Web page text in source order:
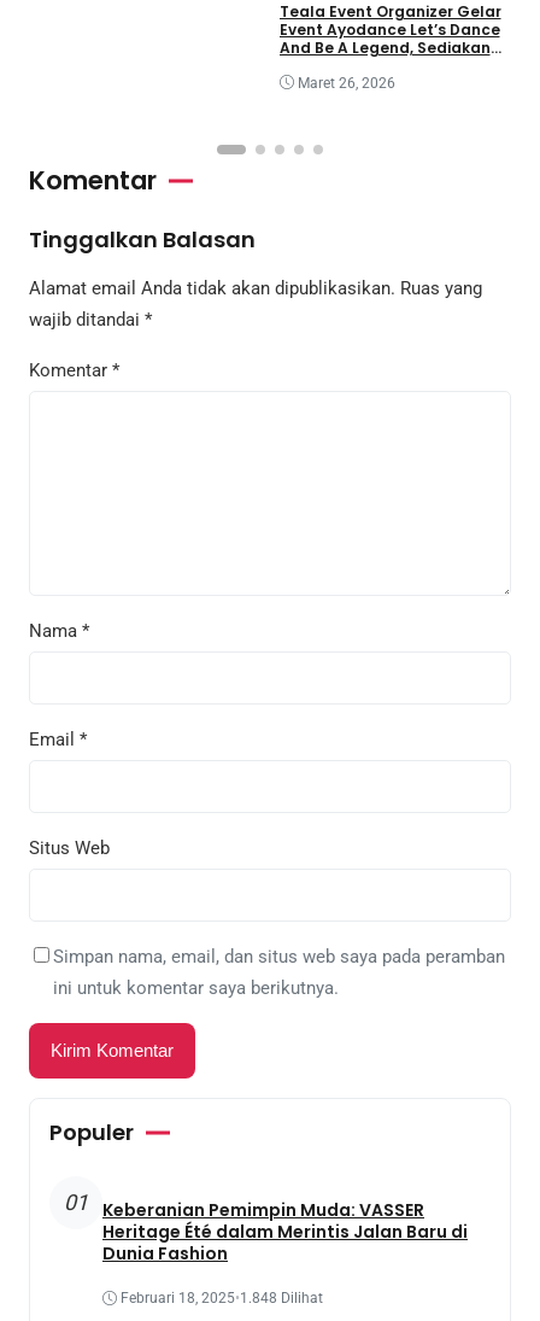
Teala Event Organizer Gelar
Event Ayodance Let’s Dance
And Be A Legend, Sediakan
Maret 26, 2026
Komentar
Tinggalkan Balasan
Alamat email Anda tidak akan dipublikasikan. Ruas yang
wajib ditandai *
Komentar *
Nama *
Email *
Situs Web
Simpan nama, email, dan situs web saya pada peramban
ini untuk komentar saya berikutnya.
Populer
01
Keberanian Pemimpin Muda: VASSER
Heritage Été dalam Merintis Jalan Baru di
Dunia Fashion
Februari 18, 2025•1.848 Dilihat